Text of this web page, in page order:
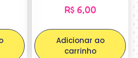
R$6,00
Adicionar ao
carrinho